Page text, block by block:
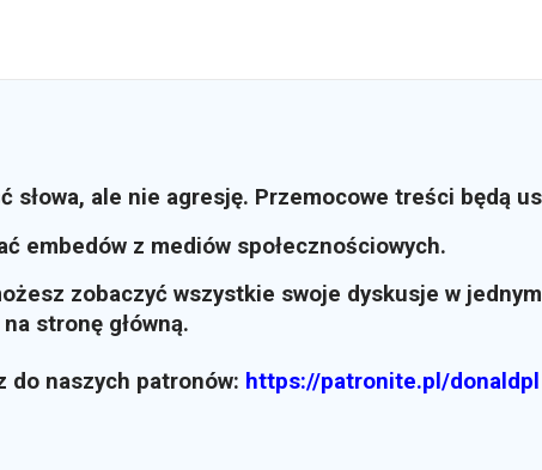
słowa, ale nie agresję. Przemocowe treści będą
embedów z mediów społecznościowych.
zobaczyć wszystkie swoje dyskusje w jednym
stronę główną.
do naszych patronów: https://patronite.pl/donaldpl